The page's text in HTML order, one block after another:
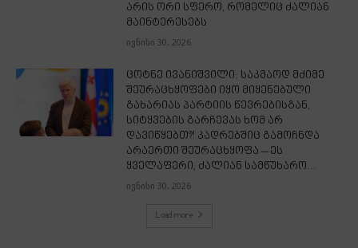
არის ორი სფერო, რომელიც ძალიან
მაინტერესებს
ივნისი 30, 2026
ცოტნე ივანიშვილი: საკმაოდ მძიმე
შეურაცხყოფები იყო მიყენებული
გახარიას პარტიის წევრებისგან,
სიტყვების გარჩევას ხომ არ
დავიწყებთ?! კადრებშიც გამოჩნდა
არაერთი შეურაცხყოფა – ეს
ყველაფერი, ძალიან სამწუხარო...
ივნისი 30, 2026
Load more